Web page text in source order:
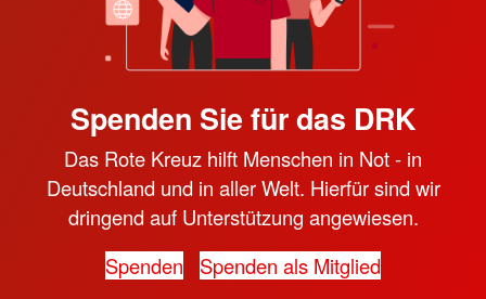
Spenden Sie für das DRK
Das Rote Kreuz hilft Menschen in Not - in
Deutschland und in aller Welt. Hierfür sind wir
dringend auf Unterstützung angewiesen.
Spenden
Spenden als Mitglied